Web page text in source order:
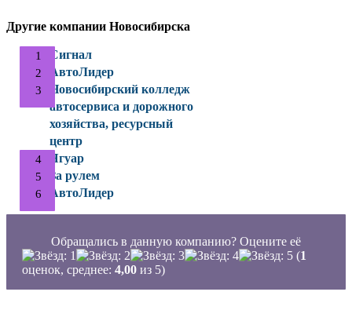
Другие компании Новосибирска
Сигнал
АвтоЛидер
Новосибирский колледж
автосервиса и дорожного
хозяйства, ресурсный
центр
Ягуар
За рулем
АвтоЛидер
Обращались в данную компанию? Оцените её
(1
оценок, среднее: 4,00 из 5)